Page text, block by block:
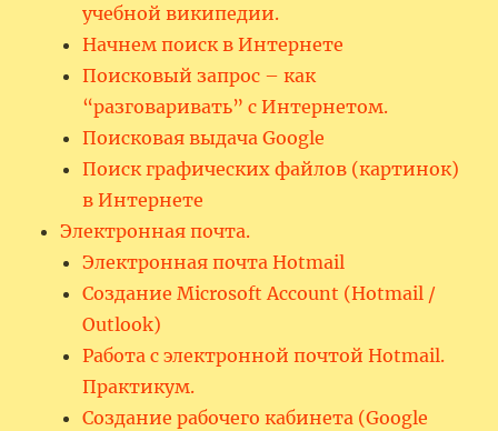
учебной википедии.
Начнем поиск в Интернете
Поисковый запрос – как
“разговаривать” с Интернетом.
Поисковая выдача Google
Поиск графических файлов (картинок)
в Интернете
Электронная почта.
Электронная почта Hotmail
Создание Microsoft Account (Hotmail /
Outlook)
Работа с электронной почтой Hotmail.
Практикум.
Создание рабочего кабинета (Google